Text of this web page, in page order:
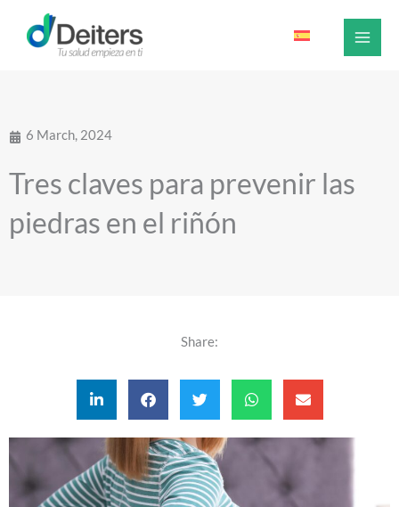
content
6 March, 2024
Tres claves para prevenir las
piedras en el riñón
Share: